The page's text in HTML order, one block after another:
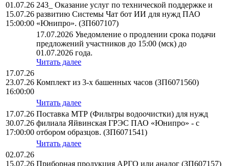
01.07.26
15.07.26
15:00:00
243_ Оказание услуг по технической поддержке и
развитию Системы Чат бот ИИ для нужд ПАО
«Юнипро». (ЗП607107)
17.07.2026 Уведомление о продлении срока подачи
предложений участников до 15:00 (мск) до
01.07.2026 года.
Читать далее
17.07.26
23.07.26
16:00:00
Комплект из 3-х башенных часов (ЗП6071560)
Читать далее
17.07.26
30.07.26
17:00:00
Поставка МТР (Фильтры водоочистки) для нужд
филиала Яйвинская ГРЭС ПАО «Юнипро» - с
отбором образцов. (ЗП6071541)
Читать далее
02.07.26
15.07.26 Приборная продукция АРГО или аналог (ЗП607157)